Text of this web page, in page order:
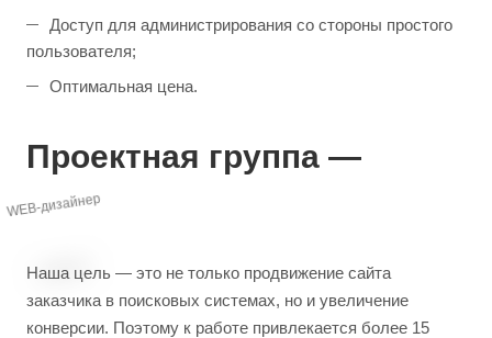
Доступ для администрирования со стороны простого
пользователя;
Оптимальная цена.
Проектная группа —
WEB-дизайнер
Программист
Наша цель — это не только продвижение сайта
заказчика в поисковых системах, но и увеличение
конверсии. Поэтому к работе привлекается более 15